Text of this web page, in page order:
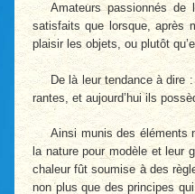
Amateurs passionnés de
satisfaits que lorsque, après
plaisir les objets, ou plutôt
De là leur tendance à dire
rantes, et aujourd’hui ils
Ainsi munis des éléments
la nature pour modèle et leur
chaleur fût soumise à des
non plus que des principes